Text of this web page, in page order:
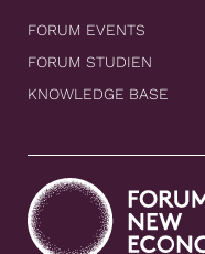
FORUM EVENTS
FORUM STUDIEN
KNOWLEDGE BASE